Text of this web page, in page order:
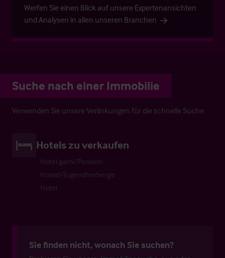
Werfen Sie einen Blick auf unsere Expertenansichten
und Analysen in allen unseren Branchen
Suche nach einer Immobilie
Verwenden Sie unsere Verlinkungen für die schnelle Suche
Hotels zu verkaufen
Hotel garni/Pension
Hostel/Jugendherberge
Hotel
Sie finden nicht, wonach Sie suchen?